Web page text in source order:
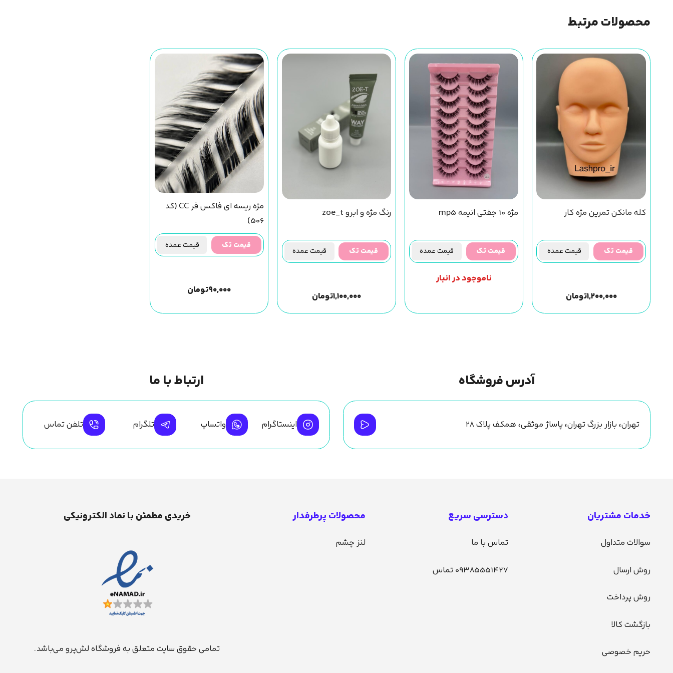
محصولات مرتبط
کله مانکن تمرین مژه کار
قیمت تک قیمت عمده
۱,۲۰۰,۰۰۰تومان
مژه 10 جفتی انیمه mp5
قیمت تک قیمت عمده
ناموجود در انبار
رنگ مژه و ابرو zoe_t
قیمت تک قیمت عمده
۱,۱۰۰,۰۰۰تومان
مژه ریسه ای فاکس فر CC (کد
506)
قیمت تک قیمت عمده
۹۰,۰۰۰تومان
آدرس فروشگاه
تهران، بازار بزرگ تهران، پاساژ موثقی، همکف پلاک ۲۸
ارتباط با ما
اینستاگرام واتساپ تلگرام تلفن تماس
خدمات مشتریان
سوالات متداول
روش ارسال
روش پرداخت
بازگشت کالا
حریم خصوصی
دسترسی سریع
تماس با ما
09385551427 تماس
محصولات پرطرفدار
لنز چشم
خریدی مطمئن با نماد الکترونیکی
تمامی حقوق سایت متعلق به فروشگاه لش‌پرو می‌باشد.